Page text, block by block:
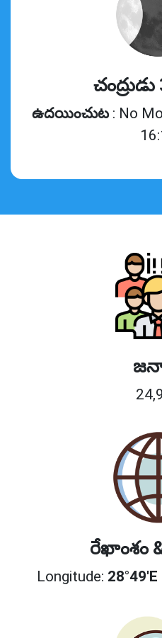
ఉదయించుట : No
రేఖాంశం
Longitude: 28°49'E